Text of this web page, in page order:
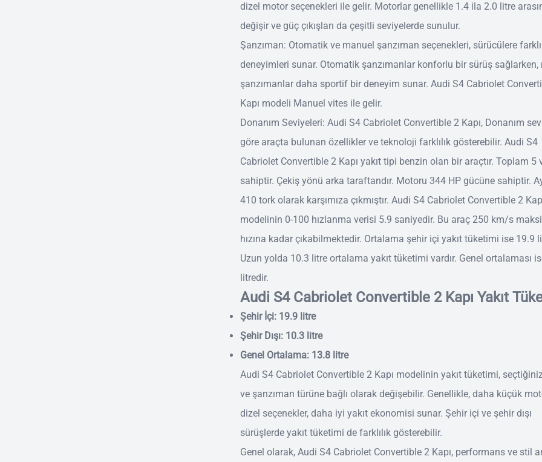
dizel motor seçenekleri ile gelir. Motorlar genellikle 1.4 ila 2.0 litre
değişir ve güç çıkışları da çeşitli seviyelerde sunulur.
Şanzıman: Otomatik ve manuel şanzıman seçenekleri, sürücülere
deneyimleri sunar. Otomatik şanzımanlar konforlu bir sürüş sağlarken,
şanzımanlar daha sportif bir deneyim sunar. Audi S4 Cabriolet
Kapı modeli Manuel vites ile gelir.
Donanım Seviyeleri: Audi S4 Cabriolet Convertible 2 Kapı, Donanım
göre araçta bulunan özellikler ve teknoloji farklılık gösterebilir. Audi S4
Cabriolet Convertible 2 Kapı yakıt tipi benzin olan bir araçtır. Toplam 5
sahiptir. Çekiş yönü arka taraftandır. Motoru 344 HP gücüne sahiptir.
410 tork olarak karşımıza çıkmıştır. Audi S4 Cabriolet Convertible 2
modelinin 0-100 hızlanma verisi 5.9 saniyedir. Bu araç 250 km/s
hızına kadar çıkabilmektedir. Ortalama şehir içi yakıt tüketimi ise 19.9
Uzun yolda 10.3 litre ortalama yakıt tüketimi vardır. Genel ortalaması
litredir.
Audi S4 Cabriolet Convertible 2 Kapı Yakıt
Şehir İçi: 19.9 litre
Şehir Dışı: 10.3 litre
Genel Ortalama: 13.8 litre
Audi S4 Cabriolet Convertible 2 Kapı modelinin yakıt tüketimi,
ve şanzıman türüne bağlı olarak değişebilir. Genellikle, daha küçük
dizel seçenekler, daha iyi yakıt ekonomisi sunar. Şehir içi ve şehir dışı
sürüşlerde yakıt tüketimi de farklılık gösterebilir.
Genel olarak, Audi S4 Cabriolet Convertible 2 Kapı, performans ve stil